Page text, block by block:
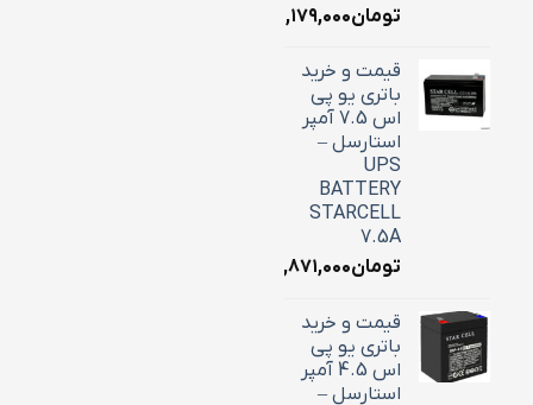
تومان۳,۱۷۹,۰۰۰
قیمت و خرید
باتری یو پی
اس 7.5 آمپر
استارسل –
UPS
BATTERY
STARCELL
7.5A
تومان۲,۸۷۱,۰۰۰
قیمت و خرید
باتری یو پی
اس 4.5 آمپر
استارسل –